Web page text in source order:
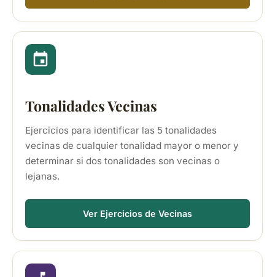
Tonalidades Vecinas
Ejercicios para identificar las 5 tonalidades
vecinas de cualquier tonalidad mayor o menor y
determinar si dos tonalidades son vecinas o
lejanas.
Ver Ejercicios de Vecinas